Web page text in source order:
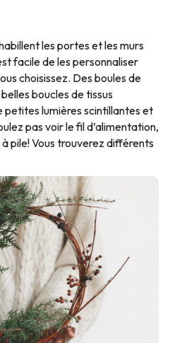
les portes et les murs
facile de les personnaliser
choisissez. Des boules de
boucles de tissus
petites lumières scintillantes et
pas voir le fil d’alimentation,
pile! Vous trouverez différents